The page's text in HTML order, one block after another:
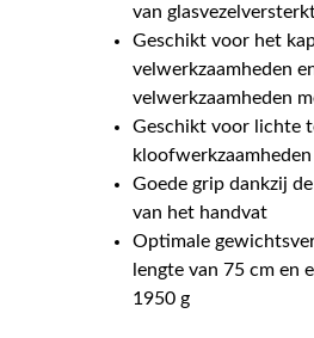
van
Geschikt voor het
velwerkzaamheden
velwerkzaamheden
Geschikt voor lichte
kloofwerkzaamheden
Goede grip dankzij
van het handvat
Optimale
lengte van 75 cm en
1950 g